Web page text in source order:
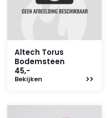
Altech Torus
Bodemsteen
45,-
Bekijken